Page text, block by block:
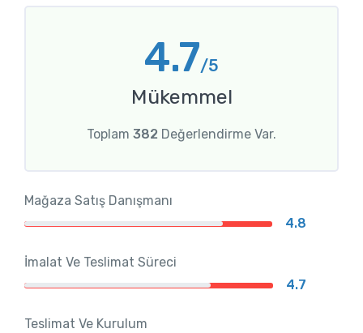
4.7/5
Mükemmel
Toplam 382 Değerlendirme Var.
Mağaza Satış Danışmanı
4.8
İmalat Ve Teslimat Süreci
4.7
Teslimat Ve Kurulum